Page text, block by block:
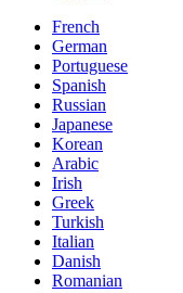
French
German
Portuguese
Spanish
Russian
Japanese
Korean
Arabic
Irish
Greek
Turkish
Italian
Danish
Romanian